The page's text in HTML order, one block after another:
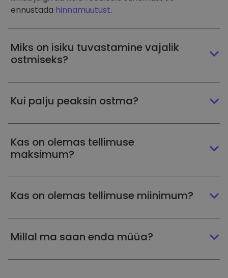
ennustada hinnamuutust.
Miks on isiku tuvastamine vajalik
ostmiseks?
Kui palju peaksin ostma?
Kas on olemas tellimuse
maksimum?
Kas on olemas tellimuse miinimum?
Millal ma saan enda müüa?